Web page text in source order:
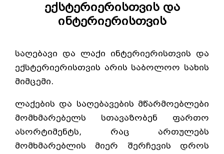
ექსტერიერისთვის და
ინტერიერისთვის
საღებავი და ლაქი ინტერიერისთვის და
ექსტერიერისთვის არის საბოლოო სახის
მიმცემი.
ლაქების და საღებავების მწარმოებლები
მომხმარებელს სთავაზობენ ფართო
ასორტიმენტს, რაც ართულებს
მომხმარებლის მიერ შერჩევის დროს